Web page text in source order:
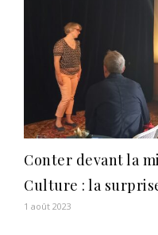
Conter devant la
Culture : la
1 août 2023